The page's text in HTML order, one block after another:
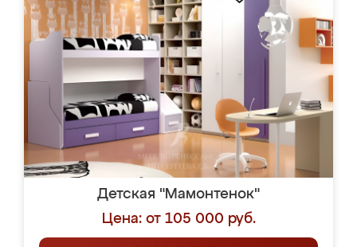
Детская "Мамонтенок"
Цена: от 105 000 руб.